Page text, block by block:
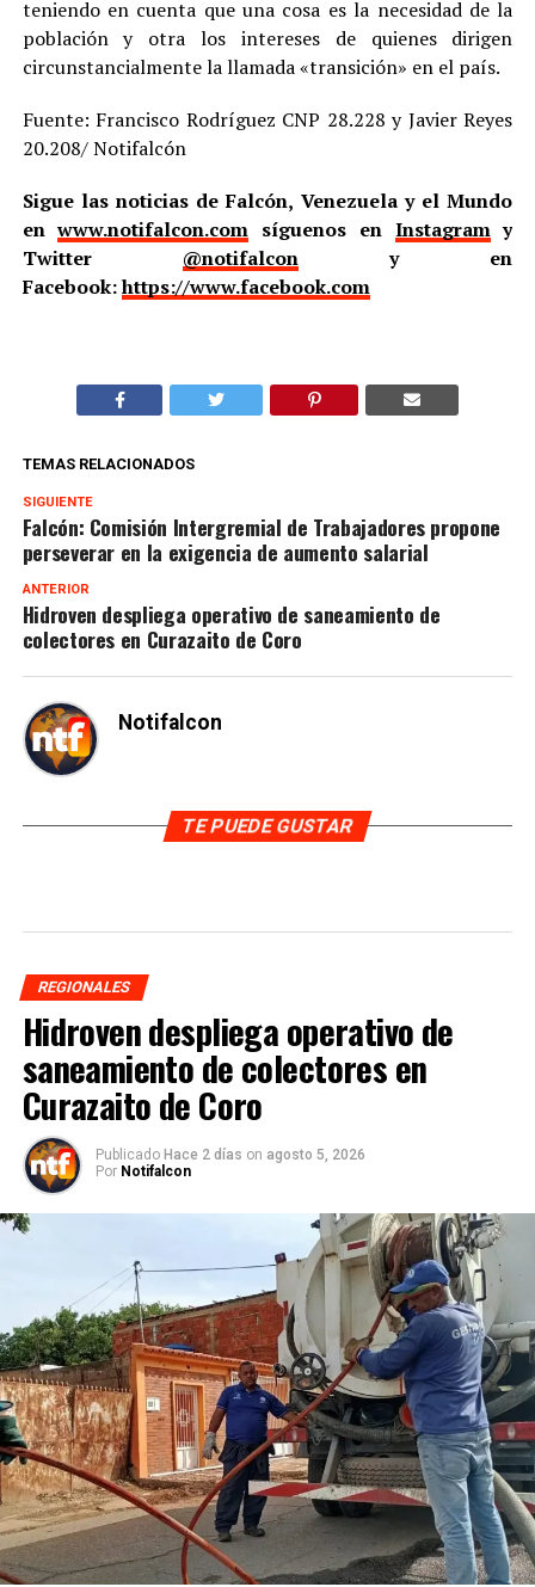
teniendo en cuenta que una cosa es la necesidad de la
población y otra los intereses de quienes dirigen
circunstancialmente la llamada «transición» en el país.
Fuente: Francisco Rodríguez CNP 28.228 y Javier Reyes
20.208/ Notifalcón
Sigue las noticias de Falcón, Venezuela y el Mundo
enwww.notifalcon.com síguenos en Instagramy
Twitter @notifalcony en
Facebook:https://www.facebook.com
TEMAS RELACIONADOS
SIGUIENTE
Falcón: Comisión Intergremial de Trabajadores propone
perseverar en la exigencia de aumento salarial
ANTERIOR
Hidroven despliega operativo de saneamiento de
colectores en Curazaito de Coro
Notifalcon
TE PUEDE GUSTAR
REGIONALES
Hidroven despliega operativo de
saneamiento de colectores en
Curazaito de Coro
Publicado Hace 2 días on agosto 5, 2026
Por Notifalcon